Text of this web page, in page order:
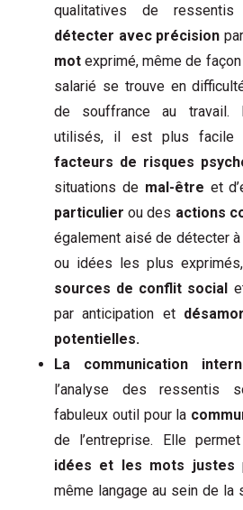
qualitatives de
détecter avec précision par
mot exprimé, même de
salarié se trouve en
de souffrance au travail.
utilisés, il est plus facile
facteurs de risques
situations de mal-être et
particulier ou des actions
également aisé de détecter
ou idées les plus
sources de conflit social
par anticipation et
potentielles.
La communication
l’analyse des ressentis
fabuleux outil pour la
de l’entreprise. Elle
idées et les mots justes
même langage au sein de la